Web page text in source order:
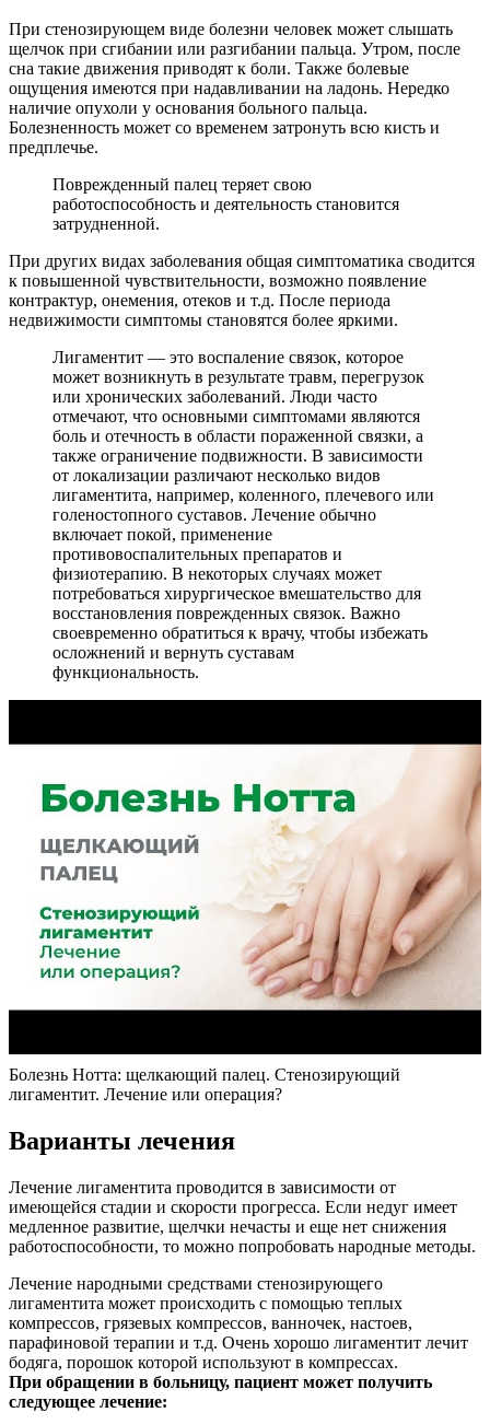
При стенозирующем виде болезни человек может слышать
щелчок при сгибании или разгибании пальца. Утром, после
сна такие движения приводят к боли. Также болевые
ощущения имеются при надавливании на ладонь. Нередко
наличие опухоли у основания больного пальца.
Болезненность может со временем затронуть всю кисть и
предплечье.
Поврежденный палец теряет свою
работоспособность и деятельность становится
затрудненной.
При других видах заболевания общая симптоматика сводится
к повышенной чувствительности, возможно появление
контрактур, онемения, отеков и т.д. После периода
недвижимости симптомы становятся более яркими.
Лигаментит — это воспаление связок, которое
может возникнуть в результате травм, перегрузок
или хронических заболеваний. Люди часто
отмечают, что основными симптомами являются
боль и отечность в области пораженной связки, а
также ограничение подвижности. В зависимости
от локализации различают несколько видов
лигаментита, например, коленного, плечевого или
голеностопного суставов. Лечение обычно
включает покой, применение
противовоспалительных препаратов и
физиотерапию. В некоторых случаях может
потребоваться хирургическое вмешательство для
восстановления поврежденных связок. Важно
своевременно обратиться к врачу, чтобы избежать
осложнений и вернуть суставам
функциональность.
Болезнь Нотта: щелкающий палец. Стенозирующий
лигаментит. Лечение или операция?
Варианты лечения
Лечение лигаментита проводится в зависимости от
имеющейся стадии и скорости прогресса. Если недуг имеет
медленное развитие, щелчки нечасты и еще нет снижения
работоспособности, то можно попробовать народные методы.
Лечение народными средствами стенозирующего
лигаментита может происходить с помощью теплых
компрессов, грязевых компрессов, ванночек, настоев,
парафиновой терапии и т.д. Очень хорошо лигаментит лечит
бодяга, порошок которой используют в компрессах.
При обращении в больницу, пациент может получить
следующее лечение: